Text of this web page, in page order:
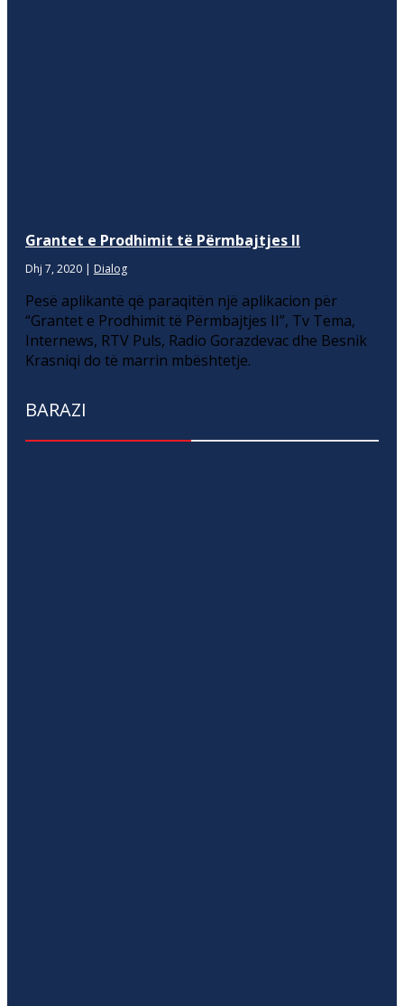
Grantet e Prodhimit të Përmbajtjes II
Dhj 7, 2020 | Dialog
Pesë aplikantë që paraqitën një aplikacion për
“Grantet e Prodhimit të Përmbajtjes II”, Tv Tema,
Internews, RTV Puls, Radio Gorazdevac dhe Besnik
Krasniqi do të marrin mbështetje.
BARAZI